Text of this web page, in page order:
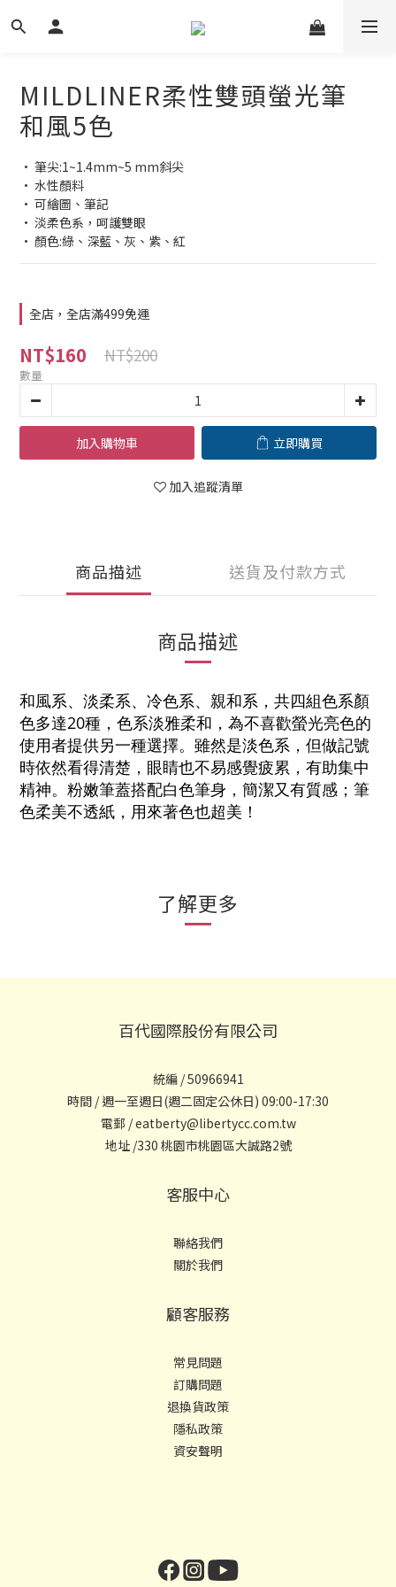
MILDLINER柔性雙頭螢光筆
和風5色
• 筆尖:1~1.4mm~5 mm斜尖
• 水性顏料
• 可繪圖、筆記
• 淡柔色系，呵護雙眼
• 顏色:綠、深藍、灰、紫、紅
全店，全店滿499免運
NT$160 NT$200
數量
加入購物車 立即購買
加入追蹤清單
商品描述 送貨及付款方式
商品描述
和風系、淡柔系、冷色系、親和系，共四組色系顏
色多達20種，色系淡雅柔和，為不喜歡螢光亮色的
使用者提供另一種選擇。雖然是淡色系，但做記號
時依然看得清楚，眼睛也不易感覺疲累，有助集中
精神。粉嫩筆蓋搭配白色筆身，簡潔又有質感；筆
色柔美不透紙，用來著色也超美！
了解更多
百代國際股份有限公司
統編 / 50966941
時間 / 週一至週日(週二固定公休日) 09:00-17:30
電郵 / eatberty@libertycc.com.tw
地址 /330 桃園市桃園區大誠路2號
客服中心
聯絡我們
關於我們
顧客服務
常見問題
訂購問題
退換貨政策
隱私政策
資安聲明